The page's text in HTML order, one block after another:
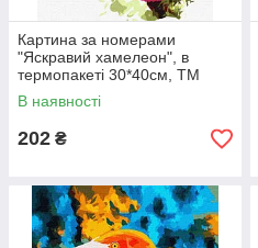
Картина за номерами
"Яскравий хамелеон", в
термопакеті 30*40см, ТМ
Ідейка, Україна
В наявності
202 ₴